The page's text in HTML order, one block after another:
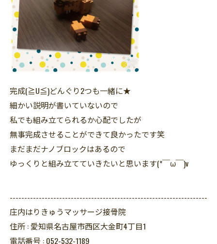
完成(≧U≦)どんぐり2つも一緒に★
細かい説明が書いていないので
私でも組み立てられるか心配でしたが
無事完成させることができて良かったです笑
まだまだナノブロックはあるので
ゆっくりと組み立てていきたいと思います(*￣ω￣)v
--------------------------------------------------------------------
庄内はりきゅうマッサージ接骨院
住所 : 愛知県名古屋市西区大金町4丁目1
電話番号 : 052-532-1189